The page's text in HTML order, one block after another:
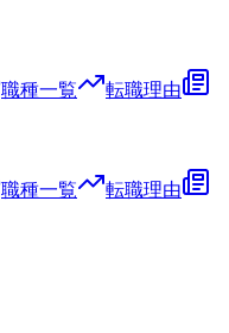
職種一覧
転職理由
職種一覧
転職理由